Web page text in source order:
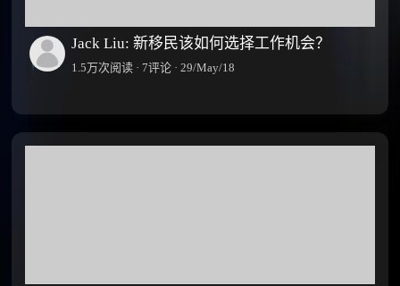
Jack Liu: 新移民该如何选择工作机会？
1.5万次阅读 · 7评论 · 29/May/18